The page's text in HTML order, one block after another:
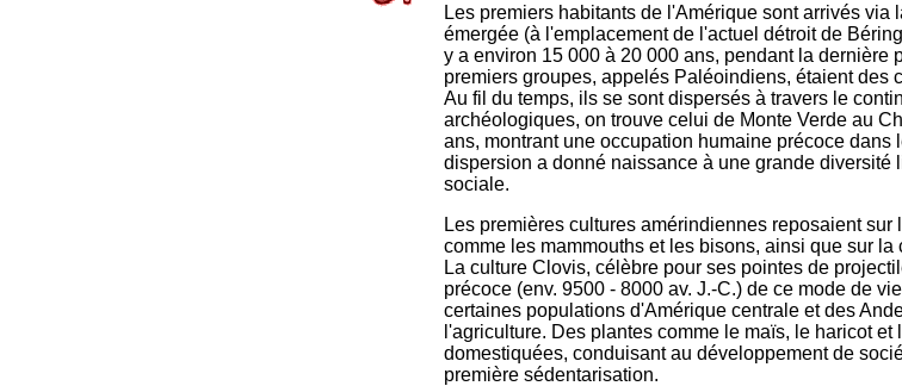
Les premiers habitants de l'Amérique sont arrivés via
émergée (à l'emplacement de l'actuel détroit de
y a environ 15 000 à 20 000 ans, pendant la dernière
premiers groupes, appelés Paléoindiens, étaient des
Au fil du temps, ils se sont dispersés à travers le
archéologiques, on trouve celui de Monte Verde au
ans, montrant une occupation humaine précoce dans
dispersion a donné naissance à une grande diversité
sociale.
Les premières cultures amérindiennes reposaient sur
comme les mammouths et les bisons, ainsi que sur
La culture Clovis, célèbre pour ses pointes de
précoce (env. 9500 - 8000 av. J.-C.) de ce mode de
certaines populations d'Amérique centrale et des
l'agriculture. Des plantes comme le maïs, le haricot et
domestiquées, conduisant au développement de
première sédentarisation.